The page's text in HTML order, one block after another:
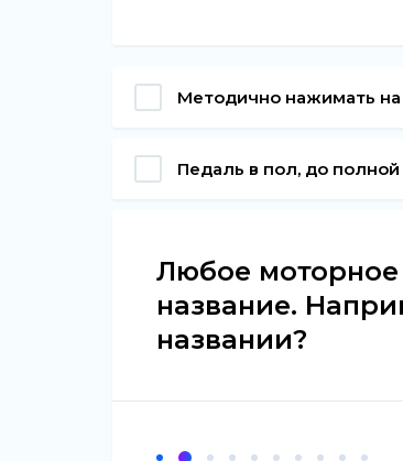
Методично нажимать на
Педаль в пол, до полной
Любое моторное
название.
названии?